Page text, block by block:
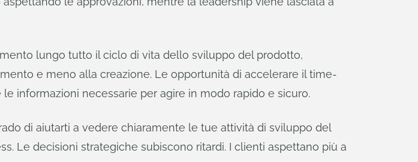
lungo tutto il ciclo di vita dello sviluppo del prodotto,
e meno alla creazione. Le opportunità di accelerare il time-
informazioni necessarie per agire in modo rapido e sicuro.
di aiutarti a vedere chiaramente le tue attività di sviluppo del
Le decisioni strategiche subiscono ritardi. I clienti aspettano più a